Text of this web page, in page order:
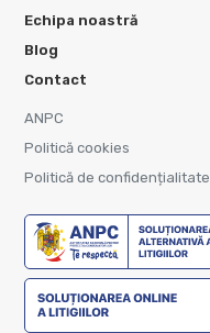
Echipa noastră
Blog
Contact
ANPC
Politică cookies
Politică de confidențialitate